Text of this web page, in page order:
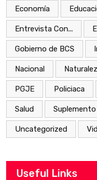
Economía
Entrevista Con...
Gobierno de BCS
Nacional
PGJE Policiaca
Salud
Uncategorized
Useful Links